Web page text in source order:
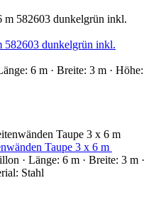
dunkelgrün inkl.
6 m · Breite: 3 m · Höhe:
Taupe 3 x 6 m
· Länge: 6 m · Breite: 3 m ·
Stahl